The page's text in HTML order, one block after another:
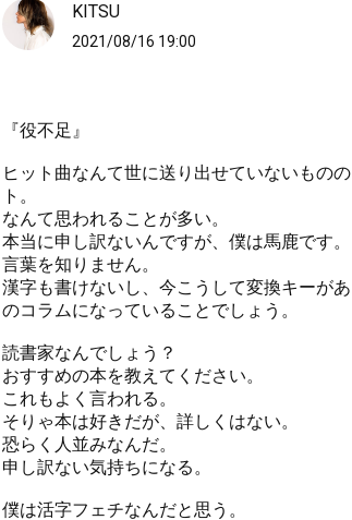
KITSU
2021/08/16 19:00
『役不足』
ヒット曲なんて世に送り出せていないもの
ト。
なんて思われることが多い。
本当に申し訳ないんですが、僕は馬鹿です。
言葉を知りません。
漢字も書けないし、今こうして変換キーが
のコラムになっていることでしょう。
読書家なんでしょう？
おすすめの本を教えてください。
これもよく言われる。
そりゃ本は好きだが、詳しくはない。
恐らく人並みなんだ。
申し訳ない気持ちになる。
僕は活字フェチなんだと思う。